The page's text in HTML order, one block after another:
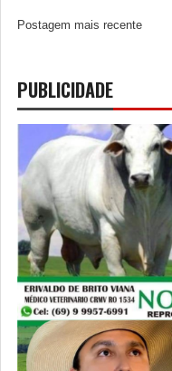
Postagem mais recente
PUBLICIDADE